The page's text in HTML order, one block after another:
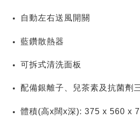
自動左右送風開關
藍鑽散熱器
可拆式清洗面板
配備銀離子、兒茶素及抗菌劑
體積(高x闊x深): 375 x 560 x